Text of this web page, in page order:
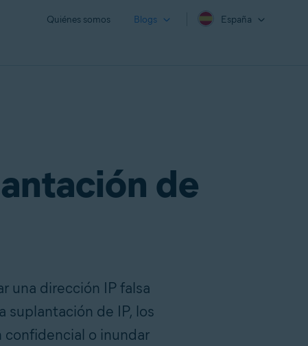
Quiénes somos Blogs España
de
una dirección IP falsa
suplantación de IP, los
confidencial o inundar